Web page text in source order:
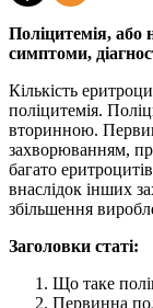
Поліцитемія,
симптоми,
Кількість
поліцитемія.
вторинною.
захворюванням,
багато
внаслідок інших
збільшення
Заголовки статі:
Що таке
Первинна